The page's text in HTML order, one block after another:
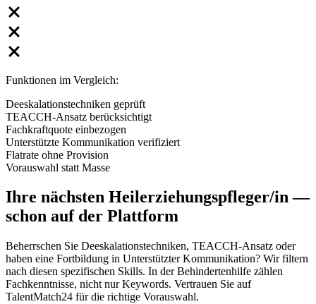
Funktionen im Vergleich:
Deeskalationstechniken geprüft
TEACCH-Ansatz berücksichtigt
Fachkraftquote einbezogen
Unterstützte Kommunikation verifiziert
Flatrate ohne Provision
Vorauswahl statt Masse
Ihre nächsten Heilerziehungspfleger/in—
schon auf der Plattform
Beherrschen Sie Deeskalationstechniken, TEACCH-Ansatz oder
haben eine Fortbildung in Unterstützter Kommunikation? Wir filtern
nach diesen spezifischen Skills. In der Behindertenhilfe zählen
Fachkenntnisse, nicht nur Keywords. Vertrauen Sie auf
TalentMatch24 für die richtige Vorauswahl.